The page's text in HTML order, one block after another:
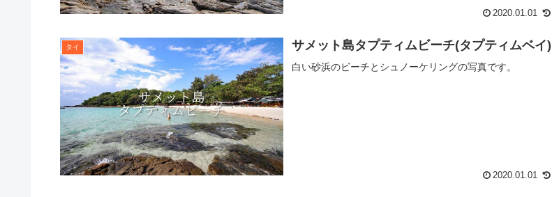
2020.01.01
タイ サメット島タプティムビーチ(タプティムベイ)
白い砂浜のビーチとシュノーケリングの写真です。
2020.01.01